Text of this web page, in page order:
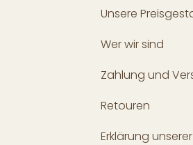
Unsere
Wer wir sind
Zahlung und
Retouren
Erklärung